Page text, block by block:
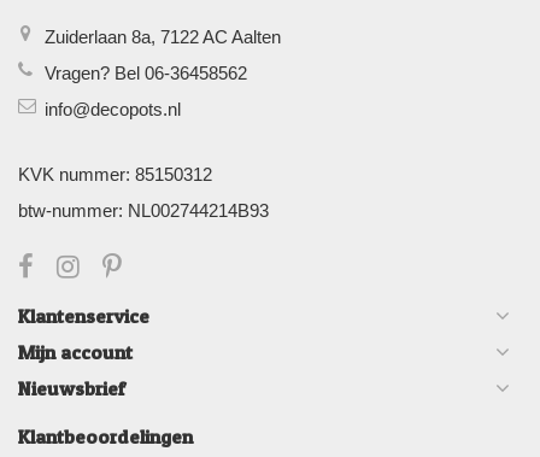
Zuiderlaan 8a, 7122 AC Aalten
Vragen? Bel 06-36458562
info@decopots.nl
KVK nummer: 85150312
btw-nummer: NL002744214B93
Klantenservice
Mijn account
Nieuwsbrief
Klantbeoordelingen